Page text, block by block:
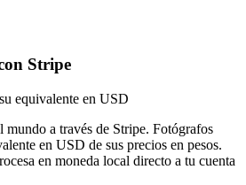
Stripe
equivalente en USD
mundo a través de Stripe. Fotógrafos
en USD de sus precios en pesos.
en moneda local directo a tu cuenta